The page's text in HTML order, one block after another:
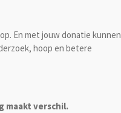
En met jouw donatie kunnen
hoop en betere
maakt verschil.